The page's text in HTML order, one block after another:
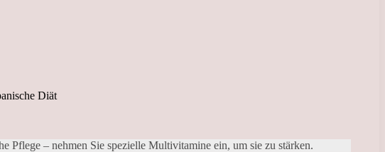
Pflege – nehmen Sie spezielle Multivitamine ein, um sie zu stärken.